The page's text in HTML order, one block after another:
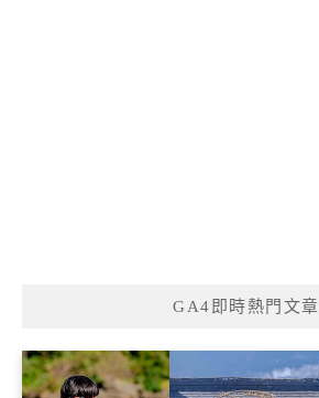
GA4即時熱門文章